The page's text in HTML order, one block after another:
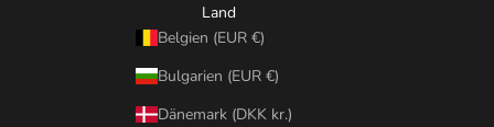
Land
Belgien (EUR €)
Bulgarien (EUR €)
Dänemark (DKK kr.)